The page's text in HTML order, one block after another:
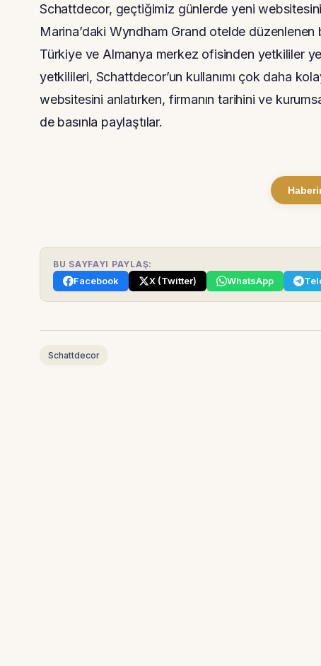
Schattdecor, geçtiğimiz günlerde yeni
Marina’daki Wyndham Grand otelde düzenlenen
Türkiye ve Almanya merkez ofisinden yetkililer
yetkilileri, Schattdecor’un kullanımı çok daha
websitesini anlatırken, firmanın tarihini ve
de basınla paylaştılar.
BU SAYFAYI PAYLAŞ:
Facebook X (Twitter) WhatsApp
Schattdecor